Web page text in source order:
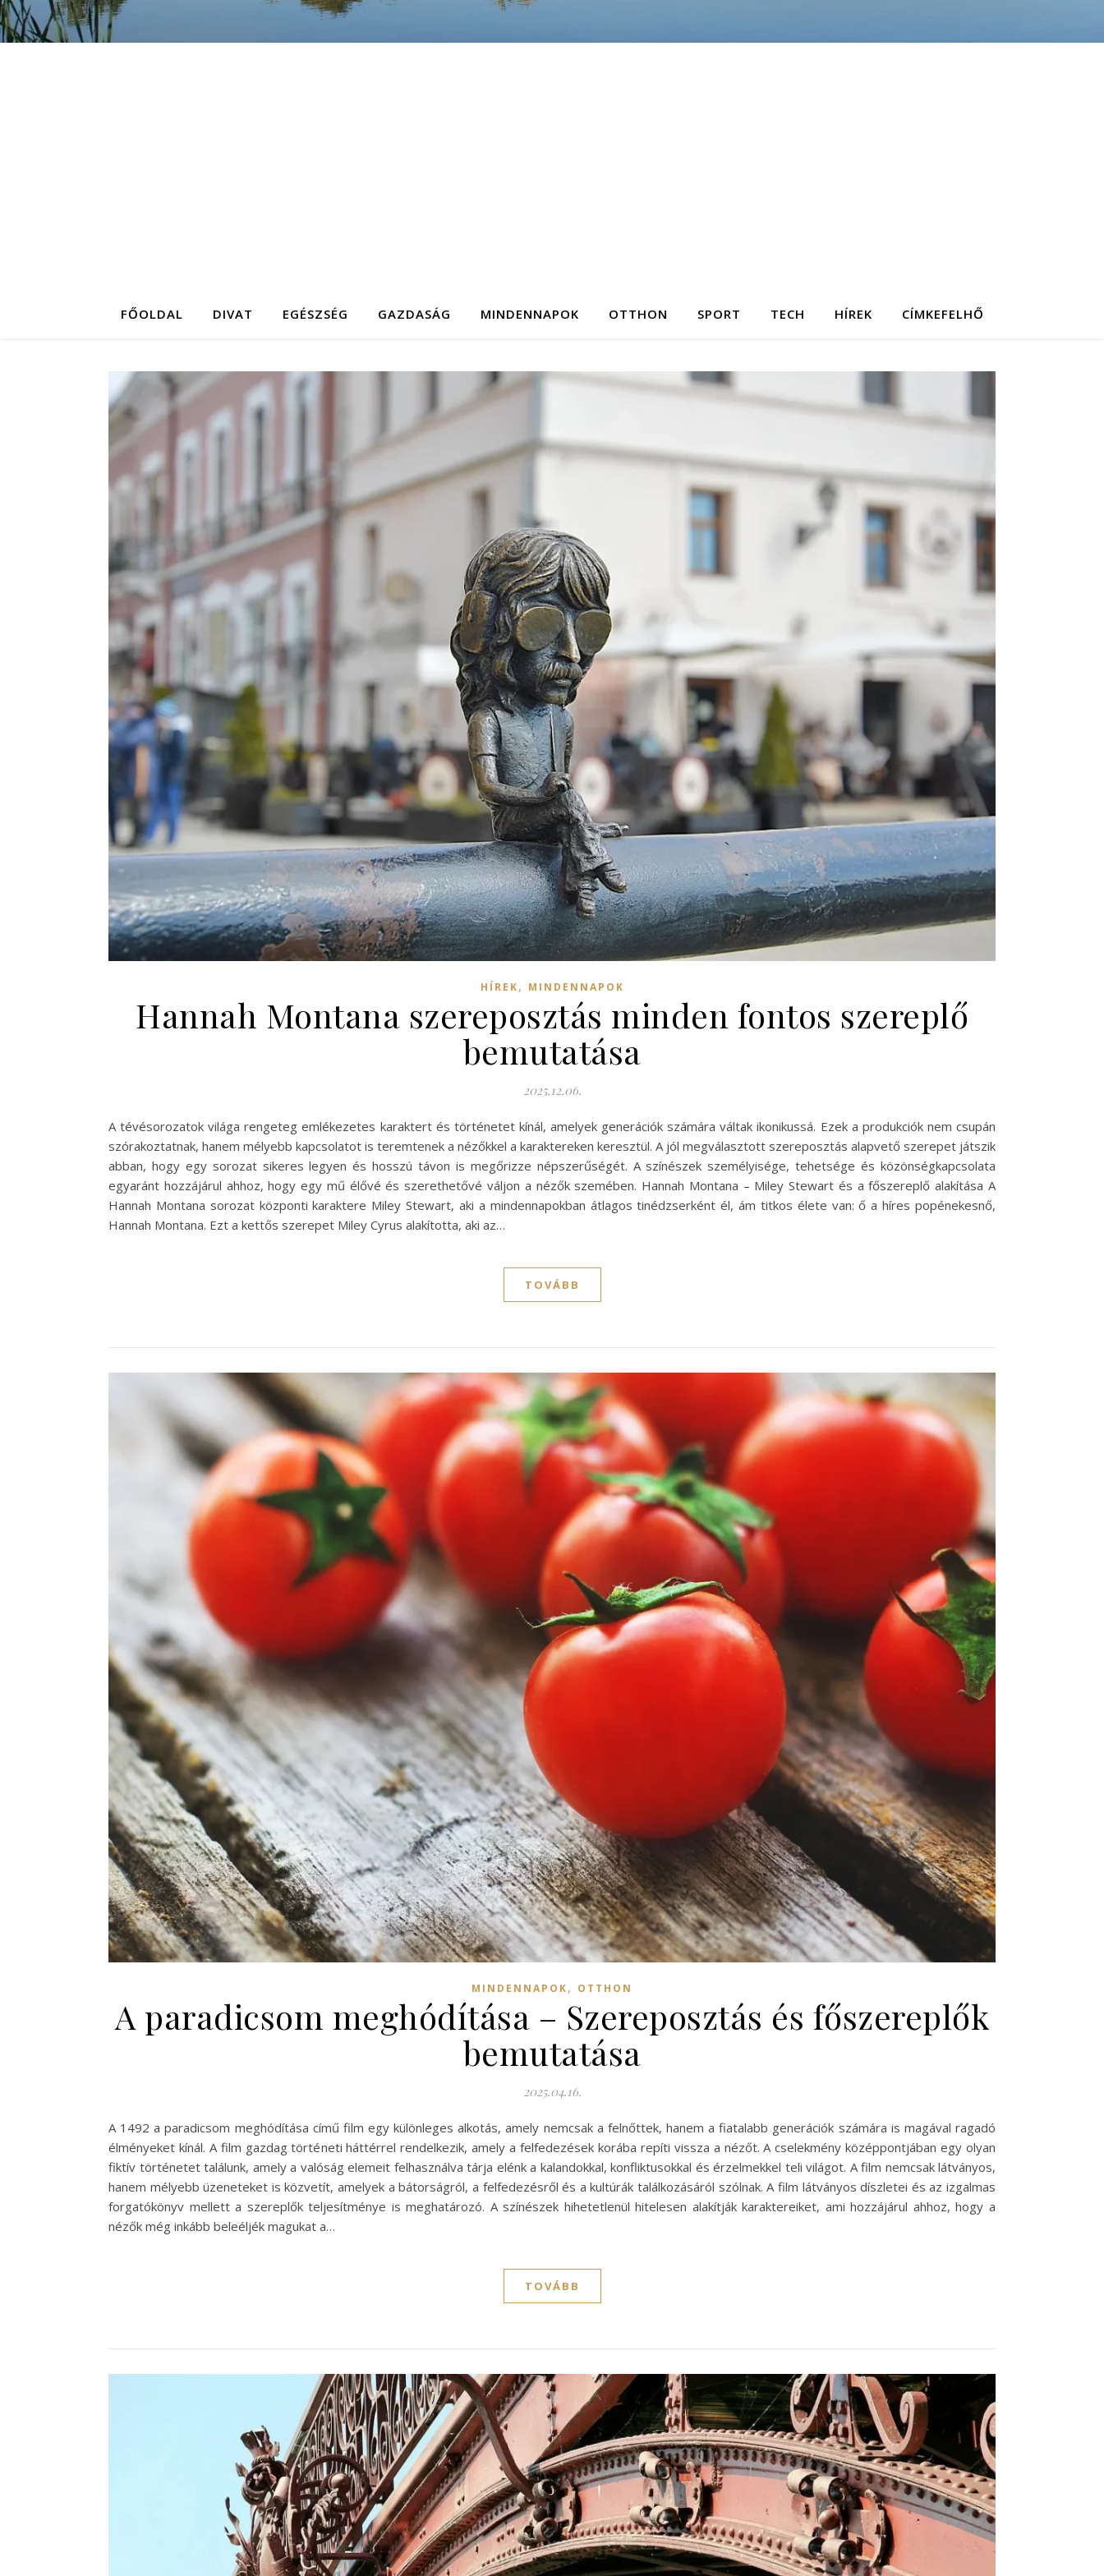
FŐOLDAL DIVAT EGÉSZSÉG GAZDASÁG MINDENNAPOK OTTHON SPORT TECH HÍREK CÍMKEFELHŐ
HÍREK, MINDENNAPOK
Hannah Montana szereposztás minden fontos szereplő
bemutatása
2025.12.06.
A tévésorozatok világa rengeteg emlékezetes karaktert és történetet kínál, amelyek generációk számára váltak ikonikussá. Ezek a produkciók nem csupán
szórakoztatnak, hanem mélyebb kapcsolatot is teremtenek a nézőkkel a karaktereken keresztül. A jól megválasztott szereposztás alapvető szerepet játszik
abban, hogy egy sorozat sikeres legyen és hosszú távon is megőrizze népszerűségét. A színészek személyisége, tehetsége és közönségkapcsolata
egyaránt hozzájárul ahhoz, hogy egy mű élővé és szerethetővé váljon a nézők szemében. Hannah Montana – Miley Stewart és a főszereplő alakítása A
Hannah Montana sorozat központi karaktere Miley Stewart, aki a mindennapokban átlagos tinédzserként él, ám titkos élete van: ő a híres popénekesnő,
Hannah Montana. Ezt a kettős szerepet Miley Cyrus alakította, aki az…
TOVÁBB
MINDENNAPOK, OTTHON
A paradicsom meghódítása – Szereposztás és főszereplők
bemutatása
2025.04.16.
A 1492 a paradicsom meghódítása című film egy különleges alkotás, amely nemcsak a felnőttek, hanem a fiatalabb generációk számára is magával ragadó
élményeket kínál. A film gazdag történeti háttérrel rendelkezik, amely a felfedezések korába repíti vissza a nézőt. A cselekmény középpontjában egy olyan
fiktív történetet találunk, amely a valóság elemeit felhasználva tárja elénk a kalandokkal, konfliktusokkal és érzelmekkel teli világot. A film nemcsak látványos,
hanem mélyebb üzeneteket is közvetít, amelyek a bátorságról, a felfedezésről és a kultúrák találkozásáról szólnak. A film látványos díszletei és az izgalmas
forgatókönyv mellett a szereplők teljesítménye is meghatározó. A színészek hihetetlenül hitelesen alakítják karaktereiket, ami hozzájárul ahhoz, hogy a
nézők még inkább beleéljék magukat a…
TOVÁBB